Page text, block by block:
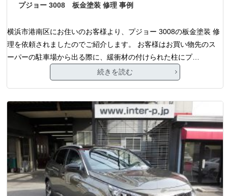
プジョー 3008 板金塗装 修理 事例
横浜市港南区にお住いのお客様より、プジョー 3008の板金塗装 修
理を依頼されましたのでご紹介します。 お客様はお買い物先のス
ーパーの駐車場から出る際に、緩衝材の付けられた柱にプ…
続きを読む